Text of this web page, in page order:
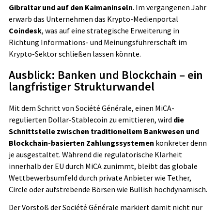
Gibraltar und auf den Kaimaninseln. Im vergangenen Jahr
erwarb das Unternehmen das Krypto-Medienportal
Coindesk, was auf eine strategische Erweiterung in
Richtung Informations- und Meinungsführerschaft im
Krypto-Sektor schließen lassen könnte.
Ausblick: Banken und Blockchain – ein
langfristiger Strukturwandel
Mit dem Schritt von Société Générale, einen MiCA-
regulierten Dollar-Stablecoin zu emittieren, wird die
Schnittstelle zwischen traditionellem Bankwesen und
Blockchain-basierten Zahlungssystemen konkreter denn
je ausgestaltet. Während die regulatorische Klarheit
innerhalb der EU durch MiCA zunimmt, bleibt das globale
Wettbewerbsumfeld durch private Anbieter wie Tether,
Circle oder aufstrebende Börsen wie Bullish hochdynamisch.
Der Vorstoß der Société Générale markiert damit nicht nur